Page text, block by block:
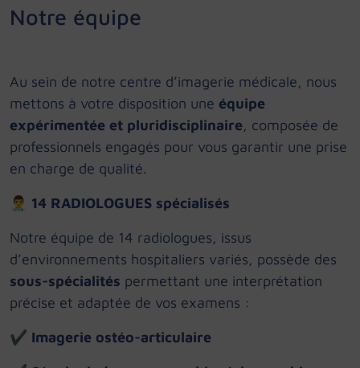
Notre équipe
Au sein de notre centre d’imagerie médicale, nous
mettons à votre disposition une équipe
expérimentée et pluridisciplinaire, composée de
professionnels engagés pour vous garantir une prise
en charge de qualité.
👨‍⚕️ 14 RADIOLOGUES spécialisés
Notre équipe de 14 radiologues, issus
d’environnements hospitaliers variés, possède des
sous-spécialités permettant une interprétation
précise et adaptée de vos examens :
✔ Imagerie ostéo-articulaire